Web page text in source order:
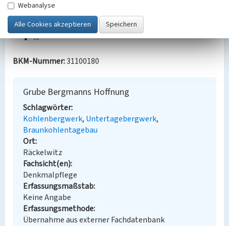
(Bautzen 2005).
Bauherr / Auftraggeber:
--
BKM-Nummer:31100180
Grube Bergmanns Hoffnung
Schlagwörter
Kohlenbergwerk Untertagebergwerk
Braunkohlentagebau
Ort
Räckelwitz
Fachsicht(en)
Denkmalpflege
Erfassungsmaßstab
Keine Angabe
Erfassungsmethode
Übernahme aus externer Fachdatenbank
Webanalyse